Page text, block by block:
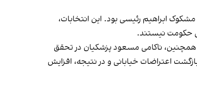
پس از مرگ مشکوک ابراهیم رئیسی بود. این انتخابات،
حکومت نیستند.
همچنین، ناکامی مسعود پزشکیان در تحقق
اعتراضات خیابانی و در نتیجه، افزایش